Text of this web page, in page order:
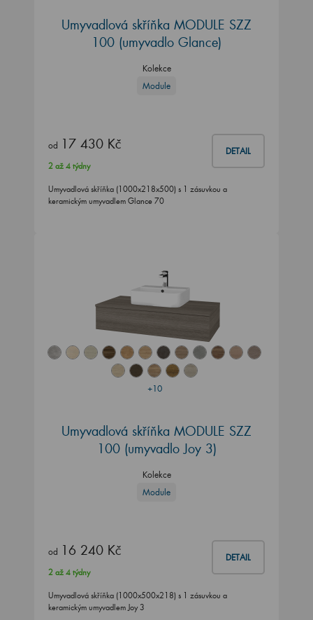
Umyvadlová skříňka MODULE SZZ
100 (umyvadlo Glance)
Kolekce
Module
od 17 430 Kč DETAIL
2 až 4 týdny
Umyvadlová skříňka (1000x218x500) s 1 zásuvkou a
keramickým umyvadlem Glance 70
+10
Umyvadlová skříňka MODULE SZZ
100 (umyvadlo Joy 3)
Kolekce
Module
od 16 240 Kč DETAIL
2 až 4 týdny
Umyvadlová skříňka (1000x500x218) s 1 zásuvkou a
keramickým umyvadlem Joy 3